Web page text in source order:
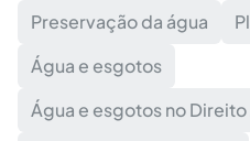
Preservação da água
Água e esgotos
Água e esgotos no